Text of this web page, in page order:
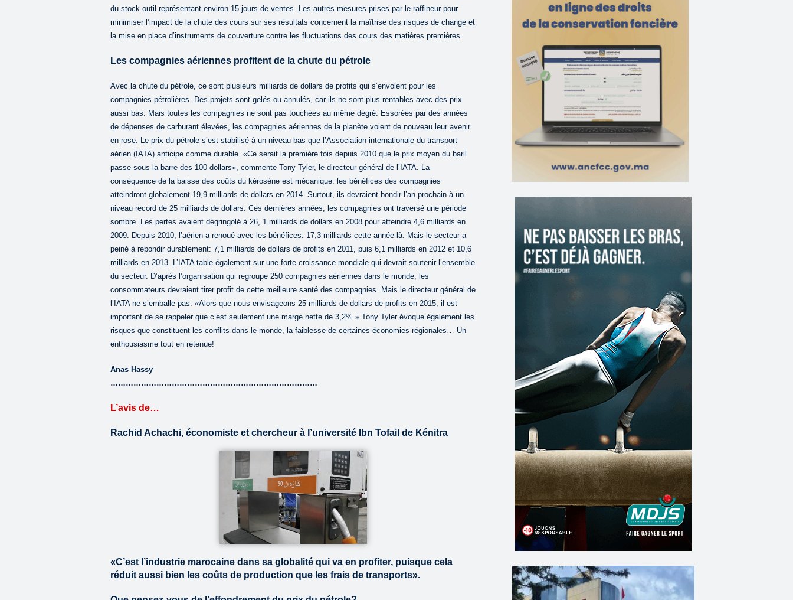
du stock outil représentant environ 15 jours de ventes. Les autres mesures prises par le raffineur pour
minimiser l’impact de la chute des cours sur ses résultats concernent la maîtrise des risques de change et
la mise en place d’instruments de couverture contre les fluctuations des cours des matières premières.
Les compagnies aériennes profitent de la chute du pétrole
Avec la chute du pétrole, ce sont plusieurs milliards de dollars de profits qui s’envolent pour les
compagnies pétrolières. Des projets sont gelés ou annulés, car ils ne sont plus rentables avec des prix
aussi bas. Mais toutes les compagnies ne sont pas touchées au même degré. Essorées par des années
de dépenses de carburant élevées, les compagnies aériennes de la planète voient de nouveau leur avenir
en rose. Le prix du pétrole s’est stabilisé à un niveau bas que l’Association internationale du transport
aérien (IATA) anticipe comme durable. «Ce serait la première fois depuis 2010 que le prix moyen du baril
passe sous la barre des 100 dollars», commente Tony Tyler, le directeur général de l’IATA. La
conséquence de la baisse des coûts du kérosène est mécanique: les bénéfices des compagnies
atteindront globalement 19,9 milliards de dollars en 2014. Surtout, ils devraient bondir l’an prochain à un
niveau record de 25 milliards de dollars. Ces dernières années, les compagnies ont traversé une période
sombre. Les pertes avaient dégringolé à 26, 1 milliards de dollars en 2008 pour atteindre 4,6 milliards en
2009. Depuis 2010, l’aérien a renoué avec les bénéfices: 17,3 milliards cette année-là. Mais le secteur a
peiné à rebondir durablement: 7,1 milliards de dollars de profits en 2011, puis 6,1 milliards en 2012 et 10,6
milliards en 2013. L’IATA table également sur une forte croissance mondiale qui devrait soutenir l’ensemble
du secteur. D’après l’organisation qui regroupe 250 compagnies aériennes dans le monde, les
consommateurs devraient tirer profit de cette meilleure santé des compagnies. Mais le directeur général de
l’IATA ne s’emballe pas: «Alors que nous envisageons 25 milliards de dollars de profits en 2015, il est
important de se rappeler que c’est seulement une marge nette de 3,2%.» Tony Tyler évoque également les
risques que constituent les conflits dans le monde, la faiblesse de certaines économies régionales… Un
enthousiasme tout en retenue!
Anas Hassy
………………………………………………………………………
L’avis de…
Rachid Achachi, économiste et chercheur à l’université Ibn Tofail de Kénitra
«C’est l’industrie marocaine dans sa globalité qui va en profiter, puisque cela
réduit aussi bien les coûts de production que les frais de transports».